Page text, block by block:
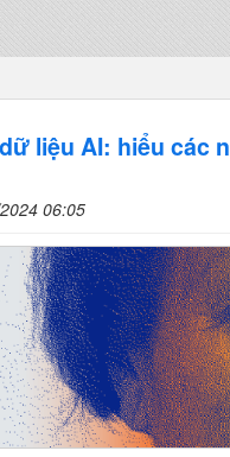
liệu AI: hiểu các
06:05